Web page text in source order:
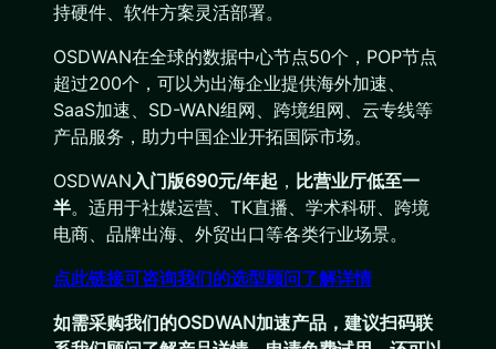
持硬件、软件方案灵活部署。
OSDWAN在全球的数据中心节点50个，POP节点
超过200个，可以为出海企业提供海外加速、
SaaS加速、SD-WAN组网、跨境组网、云专线等
产品服务，助力中国企业开拓国际市场。
OSDWAN入门版690元/年起 ， 比营业厅低至一
半。适用于社媒运营、TK直播、学术科研、跨境
电商、品牌出海、外贸出口等各类行业场景。
点此链接可咨询我们的选型顾问了解详情
如需采购我们的OSDWAN加速产品，建议扫码联